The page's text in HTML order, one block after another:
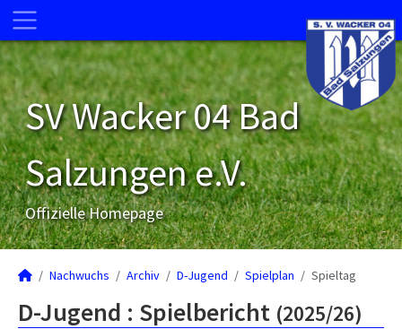
SV Wacker 04 Bad
Salzungen e.V.
Offizielle Homepage
Nachwuchs Archiv D-Jugend Spielplan Spieltag
D-Jugend : Spielbericht (2025/26)